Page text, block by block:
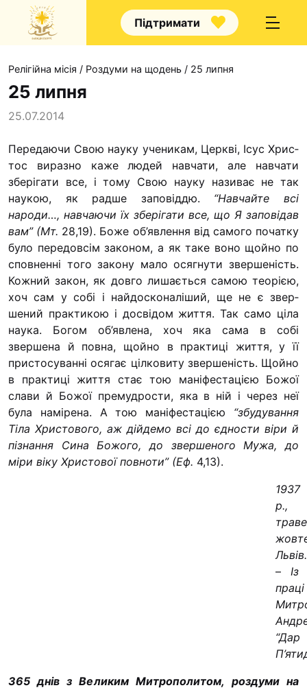
Підтримати
Капелани
Наші
Наш
Контакти
Проекти
Футбольна
Одна
одна
Як
Ми
З рук в
Юричко
Освіта
Релігійна місія / Роздуми на щодень / 25 липня
25 липня
25.07.2014
Передаючи Свою науку ученикам, Церкві, Ісус Хрис­
тос виразно каже людей навчати, але навчати
зберігати все, і тому Свою науку називає не так
наукою, як радше заповіддю. “Навчайте всі
народи…, навчаючи їх зберіга­ти все, що Я заповідав
вам” (Мт. 28,19). Боже об’явлення від самого початку
було передовсім законом, а як таке воно щойно по
сповненні того закону мало осягнути звершеність.
Кожний закон, як довго лишається самою теорією,
хоч сам у собі і найдосконаліший, ще не є звер­
шений практикою і досвідом життя. Так само ціла
наука. Богом об’явлена, хоч яка сама в собі
звершена й повна, щойно в практиці життя, у її
пристосуванні осягає ціл­ковиту звершеність. Щойно
в практиці життя стає тою маніфестацією Божої
слави й Божої премудрости, яка в ній і через неї
була намірена. А тою маніфестацією “збу­дування
Тіла Христового, аж дійдемо всі до єдности віри й
пізнання Сина Божого, до звершеного Мужа, до
міри віку Христової повноти” (Еф. 4,13).
1937
р.,
Львів.
– Із
праці
“Дар
365 днів з Великим Митрополитом, роздуми на